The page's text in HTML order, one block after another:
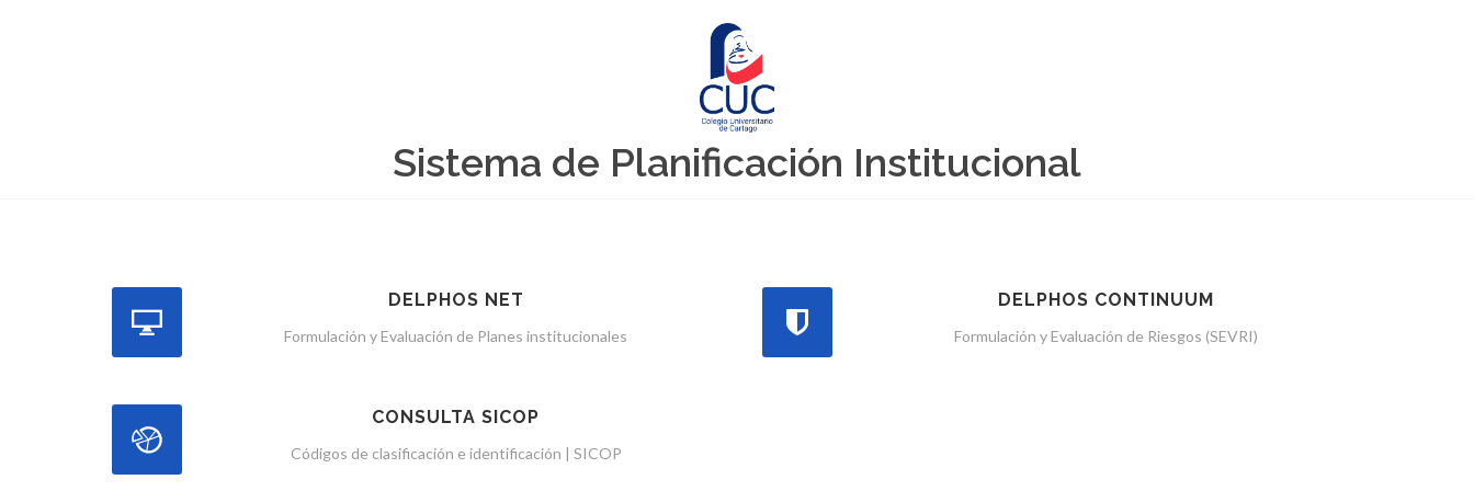
Sistema de Planificación Institucional
DELPHOS NET
Formulación y Evaluación de Planes institucionales
DELPHOS CONTINUUM
Formulación y Evaluación de Riesgos (SEVRI)
CONSULTA SICOP
Códigos de clasificación e identificación | SICOP